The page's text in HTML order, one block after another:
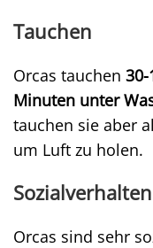
Tauchen
Orcas tauchen
Minuten unter
tauchen sie aber
um Luft zu holen.
Sozialverhalten
Orcas sind sehr